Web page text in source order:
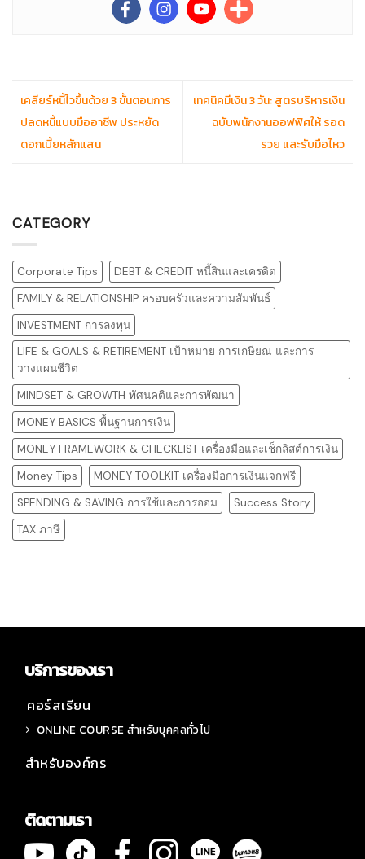
เคลียร์หนี้ไวขึ้นด้วย 3 ขั้นตอนการ
ปลดหนี้แบบมืออาชีพ ประหยัด
ดอกเบี้ยหลักแสน
เทคนิคมีเงิน 3 วัน: สูตรบริหารเงิน
ฉบับพนักงานออฟฟิศให้ รอด
รวย และรับมือไหว
CATEGORY
Corporate Tips
DEBT & CREDIT หนี้สินและเครดิต
FAMILY & RELATIONSHIP ครอบครัวและความสัมพันธ์
INVESTMENT การลงทุน
LIFE & GOALS & RETIREMENT เป้าหมาย การเกษียณ และการ
วางแผนชีวิต
MINDSET & GROWTH ทัศนคติและการพัฒนา
MONEY BASICS พื้นฐานการเงิน
MONEY FRAMEWORK & CHECKLIST เครื่องมือและเช็กลิสต์การเงิน
Money Tips
MONEY TOOLKIT เครื่องมือการเงินแจกฟรี
SPENDING & SAVING การใช้และการออม
Success Story
TAX ภาษี
บริการของเรา
คอร์สเรียน
ONLINE COURSE สำหรับบุคคลทั่วไป
สำหรับองค์กร
ติดตามเรา